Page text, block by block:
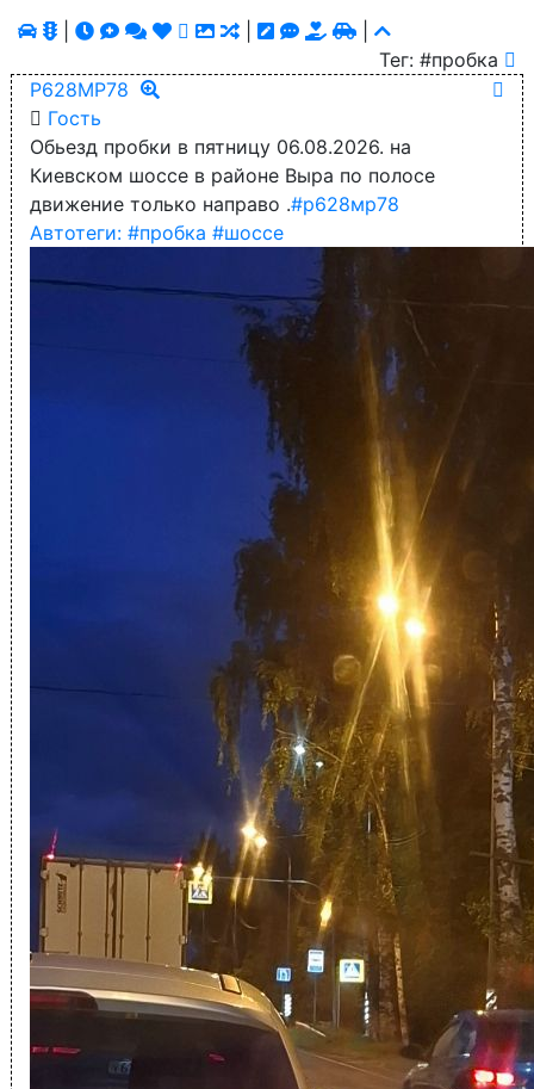
Тег: #пробка
Р628МР78
Гость
Обьезд пробки в пятницу 06.08.2026. на
Киевском шоссе в районе Выра по полосе
движение только направо .#р628мр78
Автотеги: #пробка #шоссе